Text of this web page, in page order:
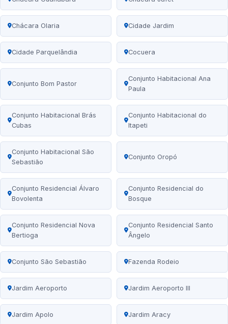
Chácara Olaria Cidade Jardim
Cidade Parquelândia Cocuera
Conjunto Bom Pastor
Conjunto Habitacional Ana
Paula
Conjunto Habitacional Brás
Cubas
Conjunto Habitacional do
Itapeti
Conjunto Habitacional São
Sebastião
Conjunto Oropó
Conjunto Residencial Álvaro
Bovolenta
Conjunto Residencial do
Bosque
Conjunto Residencial Nova
Bertioga
Conjunto Residencial Santo
Ângelo
Conjunto São Sebastião Fazenda Rodeio
Jardim Aeroporto Jardim Aeroporto III
Jardim Apolo Jardim Aracy